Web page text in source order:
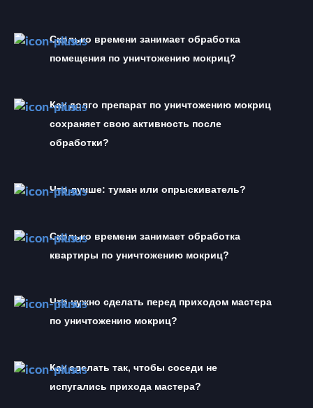
Сколько времени занимает обработка
помещения по уничтожению мокриц?
Как долго препарат по уничтожению мокриц
сохраняет свою активность после
обработки?
Что лучше: туман или опрыскиватель?
Сколько времени занимает обработка
квартиры по уничтожению мокриц?
Что нужно сделать перед приходом мастера
по уничтожению мокриц?
Как сделать так, чтобы соседи не
испугались прихода мастера?